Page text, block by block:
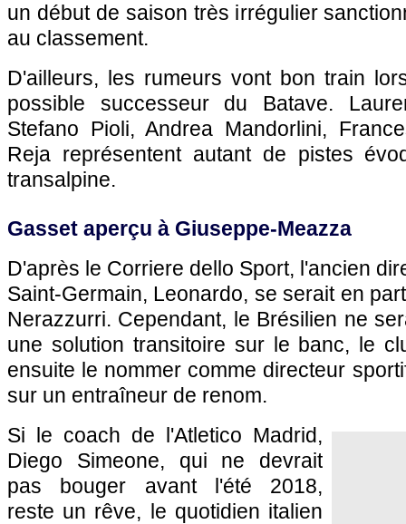
un début de saison très irrégulier
au classement.
D'ailleurs, les rumeurs vont bon train
possible successeur du Batave.
Stefano Pioli, Andrea Mandorlini,
Reja représentent autant de pistes
transalpine.
Gasset aperçu à Giuseppe-Meazza
D'après le Corriere dello Sport, l'ancien
Saint-Germain, Leonardo, se serait en
Nerazzurri. Cependant, le Brésilien ne
une solution transitoire sur le banc, le
ensuite le nommer comme directeur
sur un entraîneur de renom.
Si le coach de l'Atletico Madrid,
Diego Simeone, qui ne devrait
pas bouger avant l'été 2018,
reste un rêve, le quotidien italien